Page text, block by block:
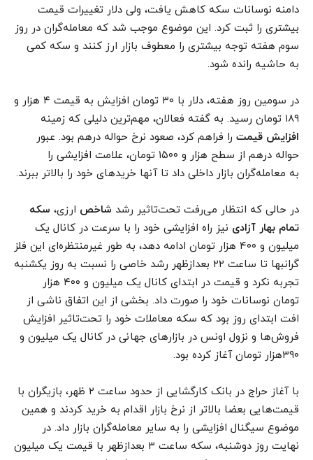
دامنه نوسانات سکه کاهش یافت، ولی دلار تغییرات قیمت
بیشتری را ثبت کرد. این موضوع موجب شد که معامله‌گران در روز
سوم هفته توجه بیشتری را معطوف بازار ارز کنند و سکه کمی
به حاشیه رانده شود.
در سومین روز هفته، دلار با ۳۰ تومان افزایش به قیمت ۴ هزار و
۱۸۹ تومان رسید. به گفته فعالان، مهم‌ترین دلیلی که زمینه
افزایش قیمت را فراهم کرد، صعود نرخ حواله درهم بود. عبور
حواله درهم از سطح هزار و ۱۵۰۰ تومان، علامت افزایشی را
به معامله‌گران بازار داخلی داد تا آنها خریدهای خود را بالاتر ببرند.
در حالی که انتظار می‌رفت تحت‌تاثیر رشد شاخص ارزی، سکه
تمام بهار آزادی نیز راه افزایشی خود را با سرعت در کانال یک
میلیون و ۴۰۰ هزار تومان ادامه دهد، به طور غیرمنتظره‌ای این فلز
گرانبها تا ساعت ۲۲ بعدازظهر رشد خاصی را نسبت به روز یکشنبه
تجربه نکرد و قیمت در ابتدای کانال یک میلیون و ۴۰۰ هزار
تومان نوسانات خود را صورت داد. بخشی از این اتفاق ناشی از
افت ابتدای روز بود که سکه معاملات خود را تحت‌تاثیر افزایش
فروش‌ها و نزول اونس در بازارهای جهانی در کانال یک میلیون و
۳۹۰هزار تومان آغاز کرده بود.
با آغاز حراج در بانک کارگشایی از حدود ساعت ۲ ظهر، بازیگران با
قیمت‌هایی بعضا بالاتر از نرخ بازار اقدام به خرید کردند و همین
موضوع سیگنال افزایشی را به سایر معامله‌گران بازار داد. در
نهایت روز دوشنبه، سکه ساعت ۳ بعدازظهر با قیمت یک میلیون